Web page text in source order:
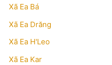
Xã Ea Bá
Xã Ea Drăng
Xã Ea H'Leo
Xã Ea Kar